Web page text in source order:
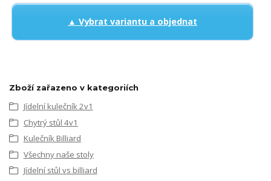
▲ Vybrat variantu a objednat
Zboží zařazeno v kategoriích
Jídelní kulečník 2v1
Chytrý stůl 4v1
Kulečník Billiard
Všechny naše stoly
Jídelní stůl vs billiard